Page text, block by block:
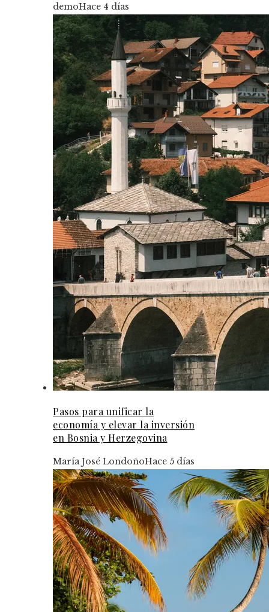
demoHace 4 días
Pasos para unificar la
economía y elevar la inversión
en Bosnia y Herzegovina
María José LondoñoHace 5 días